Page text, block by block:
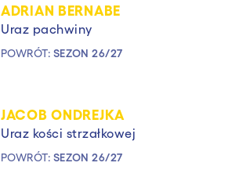
ADRIAN BERNABE
Uraz pachwiny
POWRÓT: SEZON 26/27
JACOB ONDREJKA
Uraz kości strzałkowej
POWRÓT: SEZON 26/27